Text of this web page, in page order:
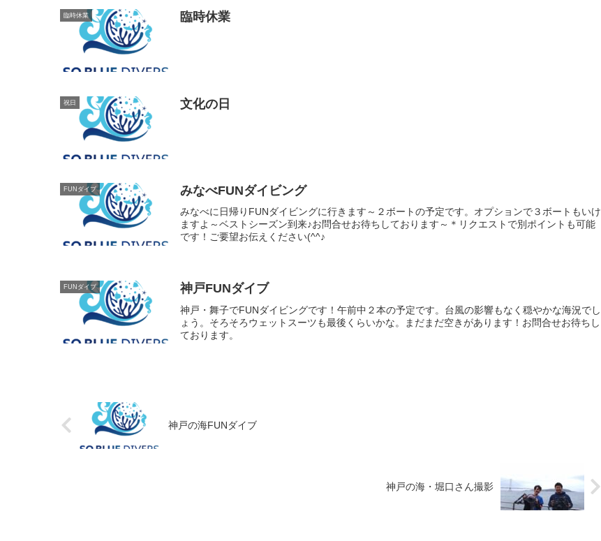
臨時休業 臨時休業
祝日 文化の日
FUNダイブ みなべFUNダイビング
みなべに日帰りFUNダイビングに行きます～２ボートの予定です。オプションで３ボートもいけ
ますよ～ベストシーズン到来♪お問合せお待ちしております～＊リクエストで別ポイントも可能
です！ご要望お伝えください(^^♪
FUNダイブ 神戸FUNダイブ
神戸・舞子でFUNダイビングです！午前中２本の予定です。台風の影響もなく穏やかな海況でし
ょう。そろそろウェットスーツも最後くらいかな。まだまだ空きがあります！お問合せお待ちし
ております。
神戸の海FUNダイブ
神戸の海・堀口さん撮影